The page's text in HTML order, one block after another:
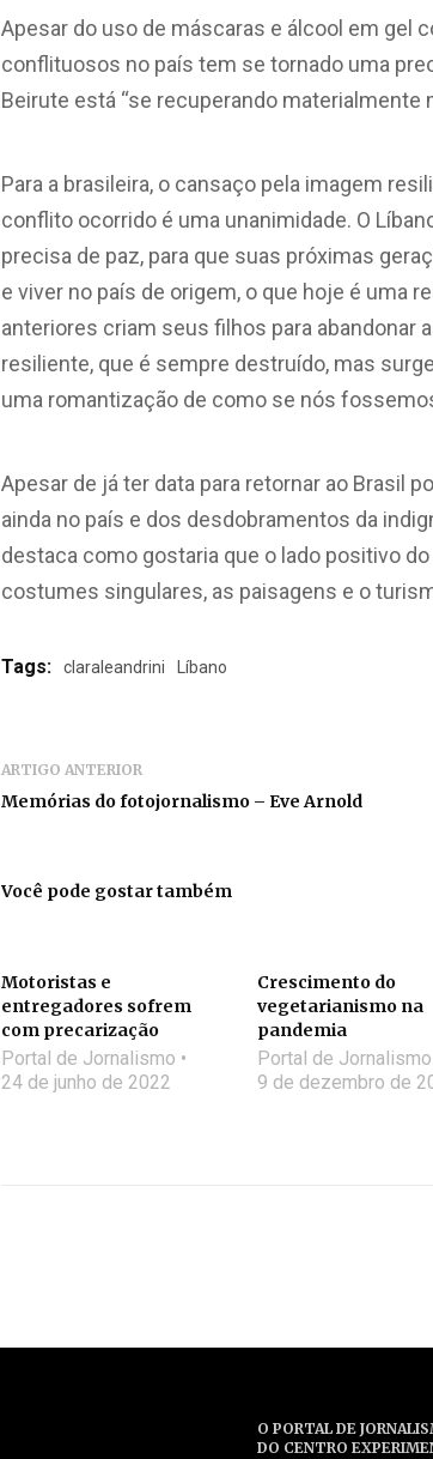
Apesar do uso de máscaras e álcool em gel
conflituosos no país tem se tornado uma
Beirute está “se recuperando materialmente
Para a brasileira, o cansaço pela imagem
conflito ocorrido é uma unanimidade. O
precisa de paz, para que suas próximas
e viver no país de origem, o que hoje é uma
anteriores criam seus filhos para abandonar
resiliente, que é sempre destruído, mas
uma romantização de como se nós
Apesar de já ter data para retornar ao Brasil
ainda no país e dos desdobramentos da
destaca como gostaria que o lado positivo
costumes singulares, as paisagens e o
Tags: claraleandrini Líbano
ARTIGO ANTERIOR
Memórias do fotojornalismo – Eve Arnold
Você pode gostar também
Motoristas e
entregadores sofrem
com precarização
Portal de Jornalismo
24 de junho de 2022
Crescimento do
vegetarianismo na
pandemia
Portal de Jornalismo
9 de dezembro de
O PORTAL DE
DO CENTRO